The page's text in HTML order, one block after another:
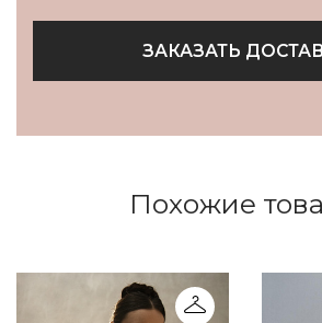
ЗАКАЗАТЬ
Похожие